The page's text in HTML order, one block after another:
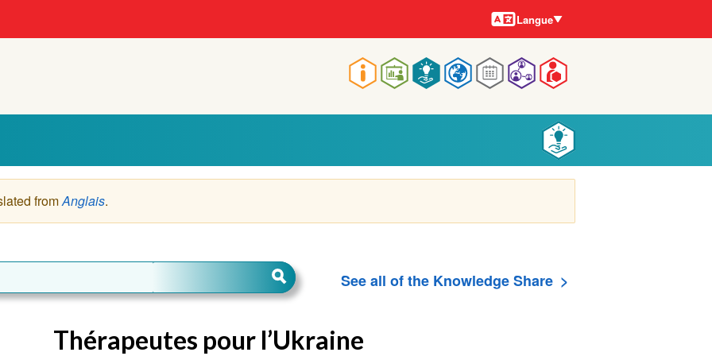
Main
navigation
Langues
Langue
fromAnglais.
See all of the Knowledge Share
Thérapeutes pour l’Ukraine